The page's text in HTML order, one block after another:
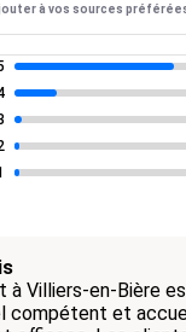
à vos sources
à Villiers-en-Bière
compétent et